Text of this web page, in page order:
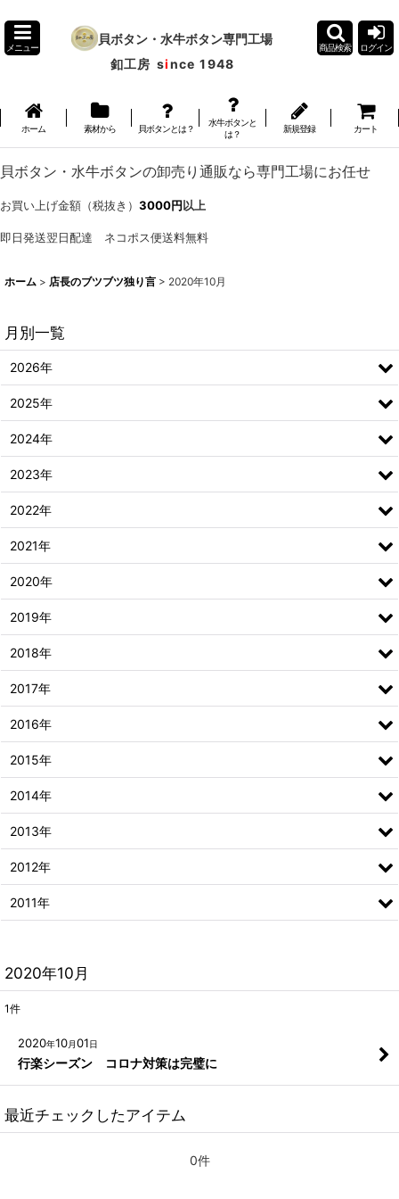
メニュー
貝ボタン・水牛ボタン専門工場
釦工房 since 1948
商品検索 ログイン
ホーム 素材から 貝ボタンとは？
水牛ボタンと
は？
新規登録 カート
貝ボタン・水牛ボタンの卸売り通販なら専門工場にお任せ
お買い上げ金額（税抜き） 3000円以上
即日発送翌日配達 ネコポス便送料無料
ホーム > 店長のブツブツ独り言 > 2020年10月
2020年10月
1件
2020年10月01日
行楽シーズン コロナ対策は完璧に
月別一覧
2026年
2025年
2024年
2023年
2022年
2021年
2020年
2019年
2018年
2017年
2016年
2015年
2014年
2013年
2012年
2011年
最近チェックしたアイテム
0件